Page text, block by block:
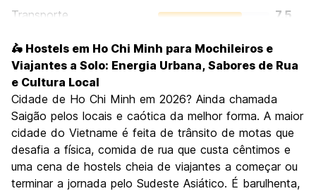
Transporte
7.5
Cultura
8.4
Festas / vida noturna
Custo-beneficio
8.5
🛵 Hostels em Ho Chi Minh para Mochileiros e
Viajantes a Solo: Energia Urbana, Sabores de Rua
e Cultura Local
Cidade de Ho Chi Minh em 2026? Ainda chamada
Saigão pelos locais e caótica da melhor forma. A maior
cidade do Vietname é feita de trânsito de motas que
desafia a física, comida de rua que custa cêntimos e
uma cena de hostels cheia de viajantes a começar ou
terminar a jornada pelo Sudeste Asiático. É barulhenta,